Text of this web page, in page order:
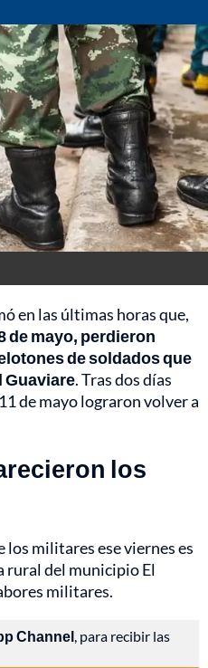
en las últimas horas que,
de mayo, perdieron
de soldados que
Guaviare. Tras dos días
de mayo lograron volver a
los
los militares ese viernes es
rural del municipio El
militares.
Channel, para recibir las